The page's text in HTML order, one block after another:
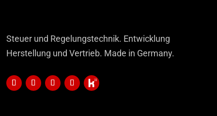
Steuer und Regelungstechnik. Entwicklung
Herstellung und Vertrieb. Made in Germany.